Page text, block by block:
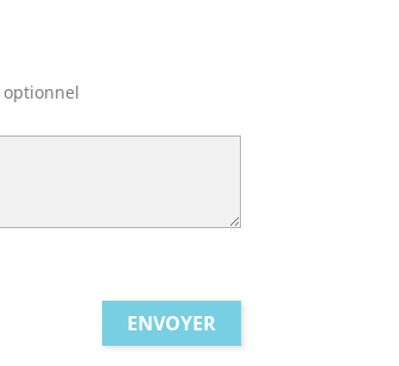
optionnel